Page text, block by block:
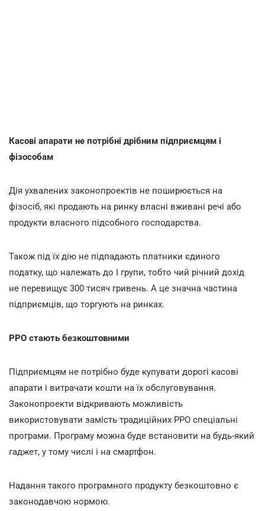
Касові апарати не потрібні дрібним підприємцям і
фізособам
Дія ухвалених законопроектів не поширюється на
фізосіб, які продають на ринку власні вживані речі або
продукти власного підсобного господарства.
Також під їх дію не підпадають платники єдиного
податку, що належать до І групи, тобто чий річний дохід
не перевищує 300 тисяч гривень. А це значна частина
підприємців, що торгують на ринках.
РРО стають безкоштовними
Підприємцям не потрібно буде купувати дорогі касові
апарати і витрачати кошти на їх обслуговування.
Законопроекти відкривають можливість
використовувати замість традиційних РРО спеціальні
програми. Програму можна буде встановити на будь-який
гаджет, у тому числі і на смартфон.
Надання такого програмного продукту безкоштовно є
законодавчою нормою.